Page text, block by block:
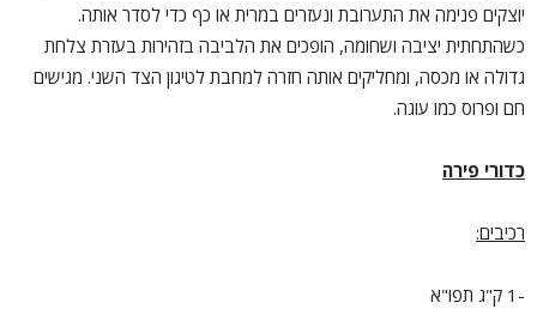
יוצקים פנימה את התערובת ונעזרים במרית או כף כדי לסדר אותה.
כשהתחתית יציבה ושחומה, הופכים את הלביבה בזהירות בעזרת צלחת
גדולה או מכסה, ומחליקים אותה חזרה למחבת לטיגון הצד השני. מגישים
חם ופרוס כמו עוגה.
כדורי פירה
רכיבים:
-1 ק"ג תפו"א